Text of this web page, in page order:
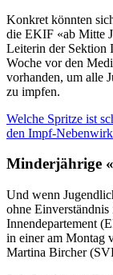
Konkret könnten
die EKIF «ab Mitte
Leiterin der Sektion
Woche vor den
vorhanden, um alle
zu impfen.
Welche Spritze ist
den Impf-
Minderjährige
Und wenn
ohne
Innendepartement
in einer am Montag
Martina Bircher